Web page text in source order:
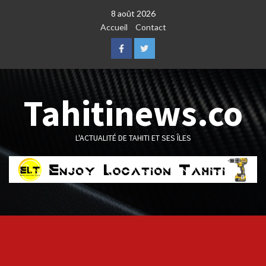
8 août 2026
Accueil
Contact
FacebookTwitter
Tahitinews.co
L'ACTUALITÉ DE TAHITI ET SES ÎLES